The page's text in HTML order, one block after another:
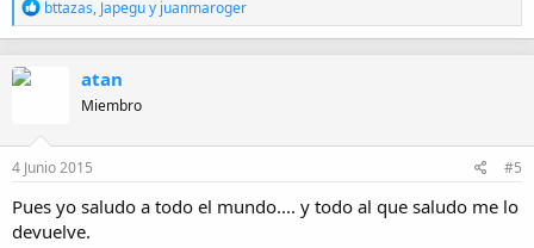
R
e
a
n
e
s
bttazas, Japeguy juanmaroger
atan
Miembro
4 Junio 2015 #5
Pues yo saludo a todo el mundo.... y todo al que saludo me lo
devuelve.